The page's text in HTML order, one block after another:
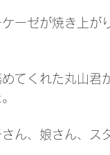
ーゼが焼き上
てくれた丸山君
ん、娘さん、ス